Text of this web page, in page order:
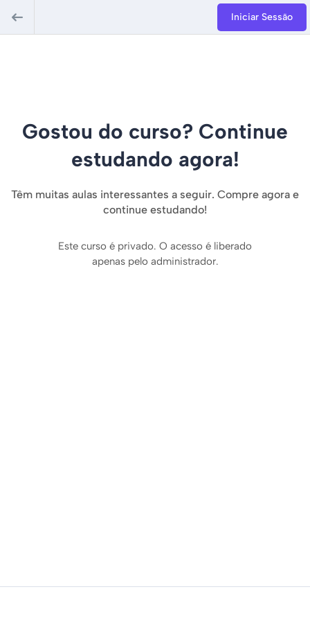
Iniciar Sessão
Gostou do curso? Continue
estudando agora!
Têm muitas aulas interessantes a seguir. Compre agora e
continue estudando!
Este curso é privado. O acesso é liberado
apenas pelo administrador.